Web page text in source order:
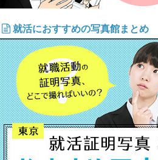
就活におすすめの写真館まとめ